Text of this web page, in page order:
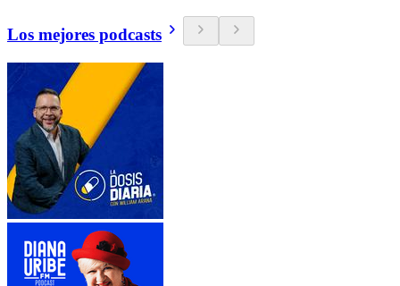
Los mejores podcasts